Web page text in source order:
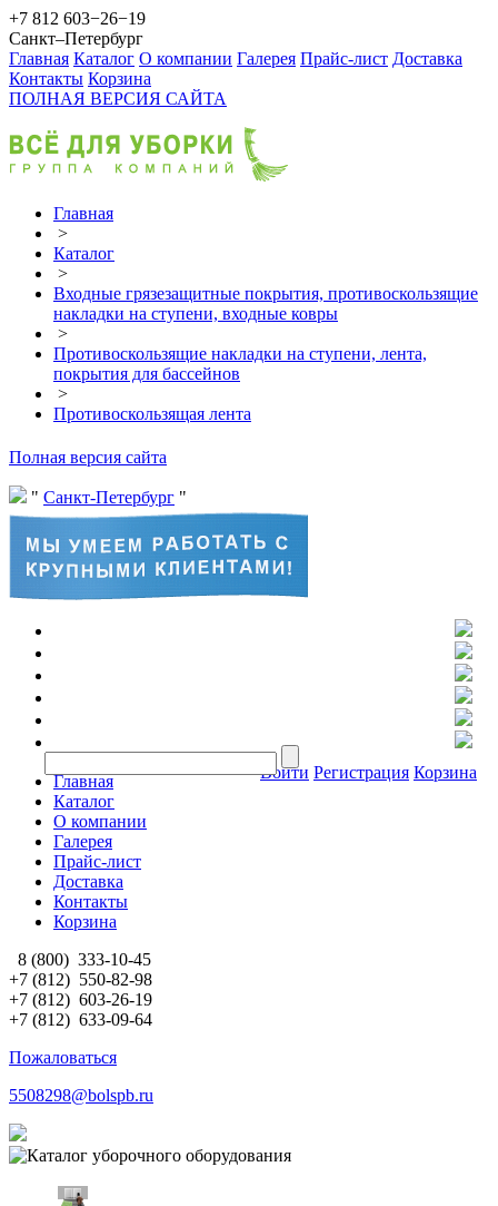
+7 812 603−26−19
Санкт–Петербург
Главная Каталог О компании Галерея Прайс-лист Доставка
Контакты Корзина
ПОЛНАЯ ВЕРСИЯ САЙТА
Главная
>
Каталог
>
Входные грязезащитные покрытия, противоскользящие
накладки на ступени, входные ковры
>
Противоскользящие накладки на ступени, лента,
покрытия для бассейнов
>
Противоскользящая лента
Полная версия сайта
Санкт-Петербург
Войти Регистрация Корзина
Главная
Каталог
О компании
Галерея
Прайс-лист
Доставка
Контакты
Корзина
8 (800) 333-10-45
+7 (812) 550-82-98
+7 (812) 603-26-19
+7 (812) 633-09-64
Пожаловаться
5508298@bolspb.ru